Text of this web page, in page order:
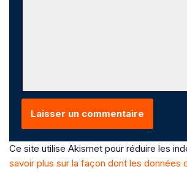
Ce site utilise Akismet pour réduire les
savoir plus sur la façon dont les données